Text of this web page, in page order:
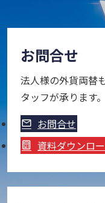
お問合せ
法人様の外貨両替
タッフが承ります
お問合せ
資料ダウンロ